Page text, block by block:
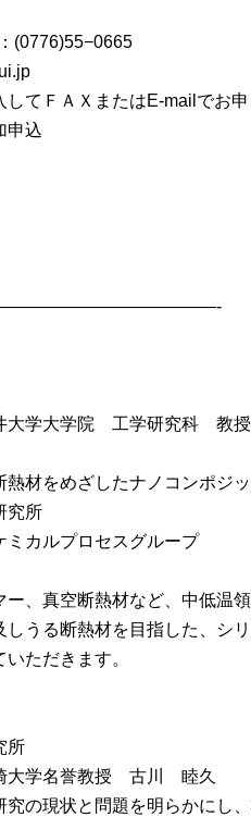
ＦＡＸまたはE-mailでお
申込
大学大学院 工学研究科 教
熱材をめざしたナノコンポジッ
究所
カルプロセスグループ
、真空断熱材など、中低温
うる断熱材を目指した、シ
ただきます。
所
崎大学名誉教授 古川 睦久
の現状と問題を明らかにし